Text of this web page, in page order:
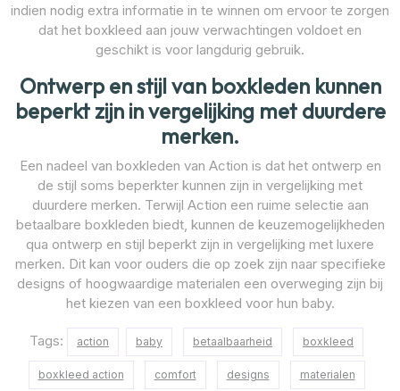
indien nodig extra informatie in te winnen om ervoor te zorgen
dat het boxkleed aan jouw verwachtingen voldoet en
geschikt is voor langdurig gebruik.
Ontwerp en stijl van boxkleden kunnen
beperkt zijn in vergelijking met duurdere
merken.
Een nadeel van boxkleden van Action is dat het ontwerp en
de stijl soms beperkter kunnen zijn in vergelijking met
duurdere merken. Terwijl Action een ruime selectie aan
betaalbare boxkleden biedt, kunnen de keuzemogelijkheden
qua ontwerp en stijl beperkt zijn in vergelijking met luxere
merken. Dit kan voor ouders die op zoek zijn naar specifieke
designs of hoogwaardige materialen een overweging zijn bij
het kiezen van een boxkleed voor hun baby.
Tags: action baby betaalbaarheid boxkleed
boxkleed action comfort designs materialen